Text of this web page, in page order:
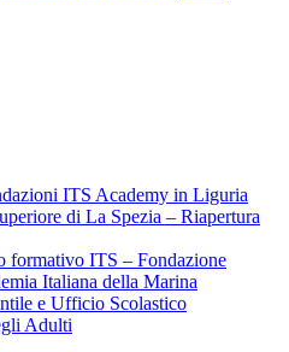
ITS Academy in Liguria
di La Spezia – Riapertura
formativo ITS – Fondazione
Italiana della Marina
e Ufficio Scolastico
Adulti